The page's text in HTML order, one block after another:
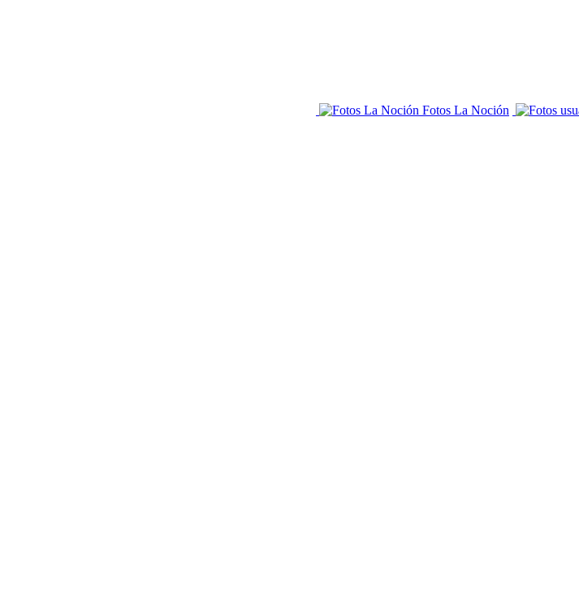
Fotos La Noción